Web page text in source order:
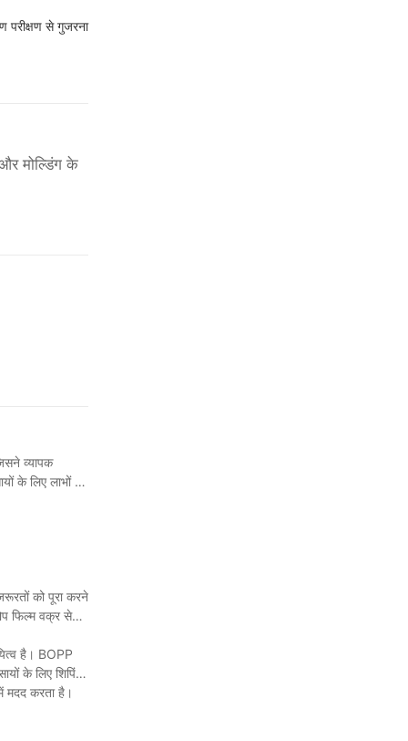
परीक्षण से गुजरना
मोल्डिंग के
व्यापक
के लिए लाभों की
को पूरा करने
फिल्म वक्र से
है। BOPP
के लिए शिपिंग
मदद करता है।